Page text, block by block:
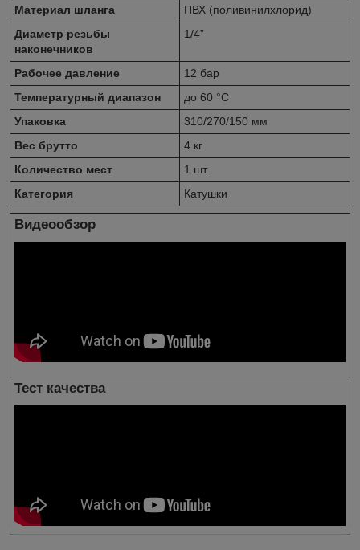
Материал шланга
ПВХ (поливинилхлорид)
Диаметр резьбы
наконечников
1/4”
Рабочее давление
12 бар
Температурный диапазон
до 60 °C
Упаковка
310/270/150 мм
Вес брутто
4 кг
Количество мест
1 шт.
Категория
Катушки
Видеообзор
Тест качества